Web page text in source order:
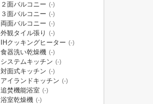
２面バルコニー (-)
３面バルコニー (-)
両面バルコニー (-)
外観タイル張り (-)
IHクッキングヒーター (-)
食器洗い乾燥機 (-)
システムキッチン (-)
対面式キッチン (-)
アイランドキッチン (-)
追焚機能浴室 (-)
浴室乾燥機 (-)